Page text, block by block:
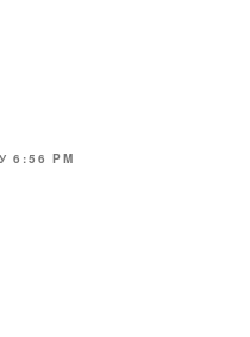
6:56 PM